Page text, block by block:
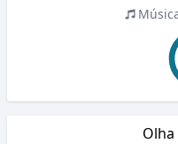
Olha